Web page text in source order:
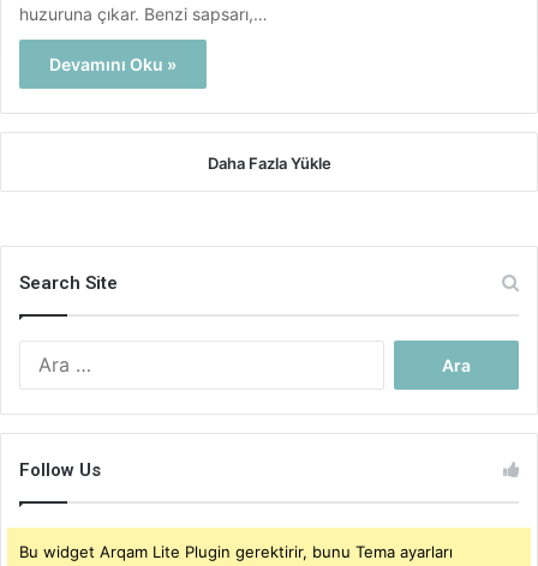
huzuruna çıkar. Benzi sapsarı,…
Devamını Oku »
Daha Fazla Yükle
Search Site
Follow Us
Bu widget Arqam Lite Plugin gerektirir, bunu Tema ayarları